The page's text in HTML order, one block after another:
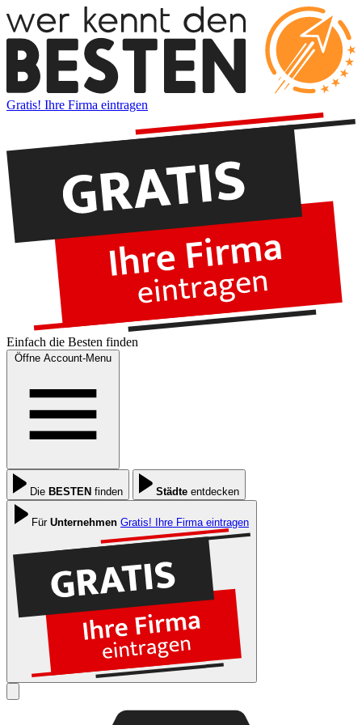
Gratis! Ihre Firma eintragen
Einfach die Besten finden
Öffne Account-Menu
Die BESTEN finden Städte entdecken
Für Unternehmen Gratis! Ihre Firma eintragen